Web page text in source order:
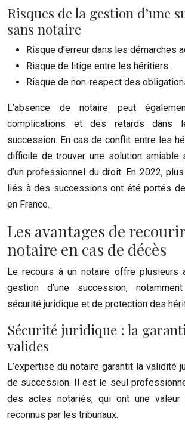
Risques de la gestion d’une
sans notaire
Risque d’erreur dans les démarches
Risque de litige entre les héritiers.
Risque de non-respect des
L’absence de notaire peut
complications et des retards dans
succession. En cas de conflit entre les
difficile de trouver une solution amiable
d’un professionnel du droit. En 2022,
liés à des successions ont été portés
en France.
Les avantages de
notaire en cas de décès
Le recours à un notaire offre plusieurs
gestion d’une succession,
sécurité juridique et de protection des
Sécurité juridique : la
valides
L’expertise du notaire garantit la validité
de succession. Il est le seul
des actes notariés, qui ont une
reconnus par les tribunaux.